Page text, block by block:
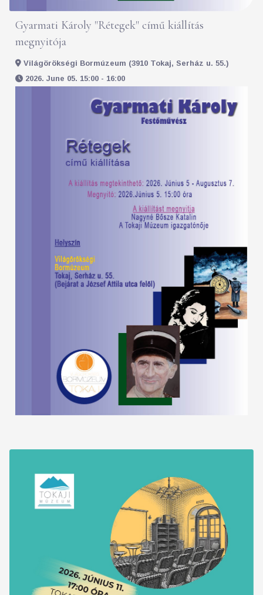
Gyarmati Károly "Rétegek" című kiállítás
megnyitója
Világörökségi Bormúzeum (3910 Tokaj, Serház u. 55.)
2026. June 05. 15:00 - 16:00